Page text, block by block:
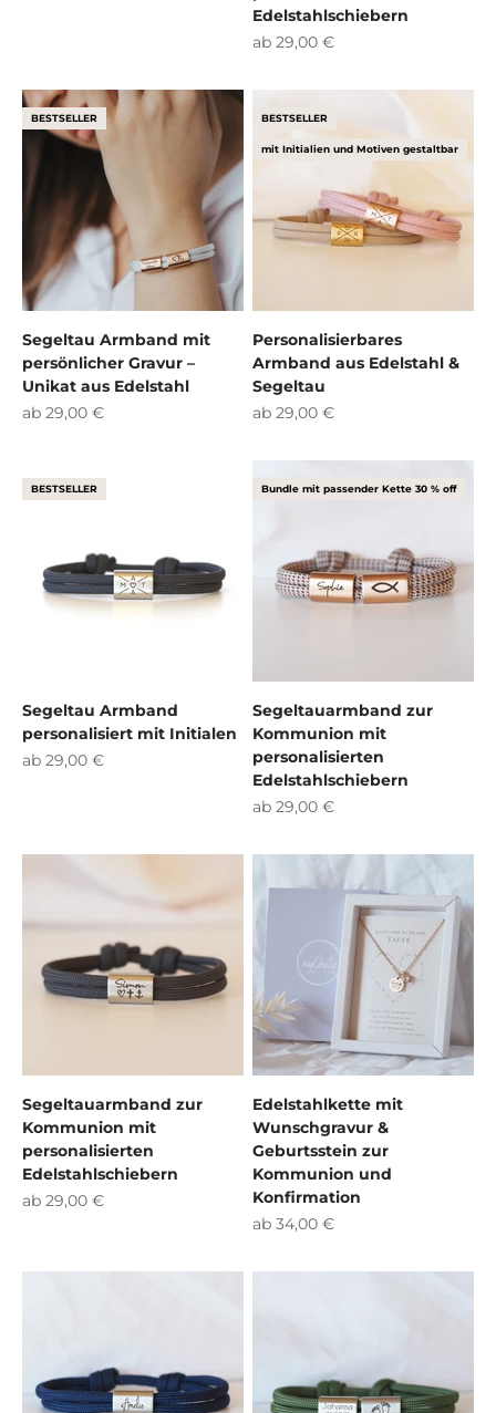
Edelstahlschiebern
Angebot
ab 29,00 €
BESTSELLER
Segeltau Armband mit
persönlicher Gravur –
Unikat aus Edelstahl
Angebot
ab 29,00 €
BESTSELLER
mit Initialien und Motiven gestaltbar
Personalisierbares
Armband aus Edelstahl &
Segeltau
Angebot
ab 29,00 €
BESTSELLER
Segeltau Armband
personalisiert mit Initialen
Angebot
ab 29,00 €
Bundle mit passender Kette 30 % off
Segeltauarmband zur
Kommunion mit
personalisierten
Edelstahlschiebern
Angebot
ab 29,00 €
Segeltauarmband zur
Kommunion mit
personalisierten
Edelstahlschiebern
Angebot
ab 29,00 €
Edelstahlkette mit
Wunschgravur &
Geburtsstein zur
Kommunion und
Konfirmation
Angebot
ab 34,00 €